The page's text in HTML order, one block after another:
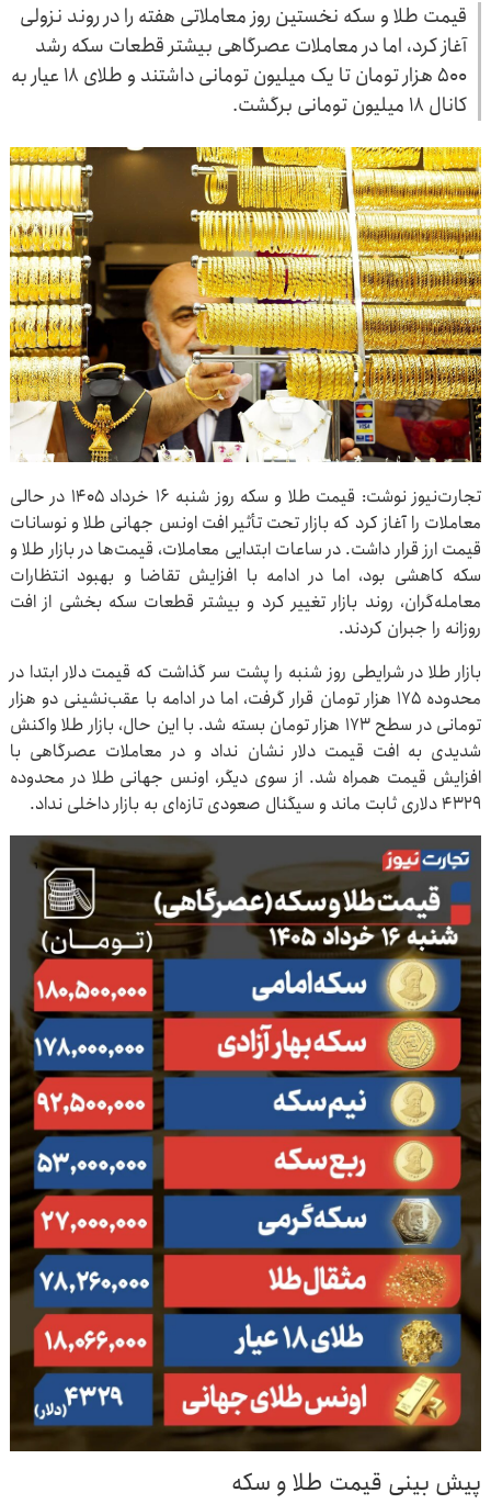
قیمت طلا و سکه نخستین روز معاملاتی هفته را در روند نزولی
آغاز کرد، اما در معاملات عصرگاهی بیشتر قطعات سکه رشد
۵۰۰ هزار تومان تا یک میلیون تومانی داشتند و طلای ۱۸ عیار به
کانال ۱۸ میلیون تومانی برگشت.
تجارت‌نیوز نوشت: قیمت طلا و سکه روز شنبه ۱۶ خرداد ۱۴۰۵ در حالی
معاملات را آغاز کرد که بازار تحت تأثیر افت اونس جهانی طلا و نوسانات
قیمت ارز قرار داشت. در ساعات ابتدایی معاملات، قیمت‌ها در بازار طلا و
سکه کاهشی بود، اما در ادامه با افزایش تقاضا و بهبود انتظارات
معامله‌گران، روند بازار تغییر کرد و بیشتر قطعات سکه بخشی از افت
روزانه را جبران کردند.
بازار طلا در شرایطی روز شنبه را پشت سر گذاشت که قیمت دلار ابتدا در
محدوده ۱۷۵ هزار تومان قرار گرفت، اما در ادامه با عقب‌نشینی دو هزار
تومانی در سطح ۱۷۳ هزار تومان بسته شد. با این حال، بازار طلا واکنش
شدیدی به افت قیمت دلار نشان نداد و در معاملات عصرگاهی با
افزایش قیمت همراه شد. از سوی دیگر، اونس جهانی طلا در محدوده
۴۳۲۹ دلاری ثابت ماند و سیگنال صعودی تازه‌ای به بازار داخلی نداد.
پیش ‌بینی قیمت طلا و سکه